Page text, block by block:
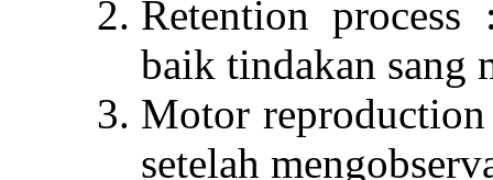
Retention process
baik tindakan sang
Motor reproduction
setelah